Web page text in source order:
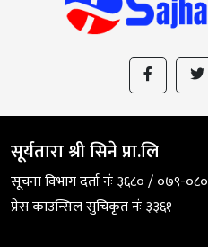
सूर्यतारा श्री सिने प्रा.लि
सूचना विभाग दर्ता नंः ३६८० / ०७९-०८०
प्रेस काउन्सिल सुचिकृत नंः ३३६१